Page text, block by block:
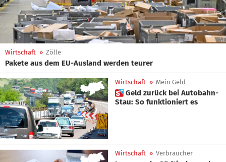
Wirtschaft » Zölle
Pakete aus dem EU-Ausland werden teurer
Wirtschaft » Mein Geld
 Geld zurück bei Autobahn-
Stau: So funktioniert es
Wirtschaft » Verbraucher